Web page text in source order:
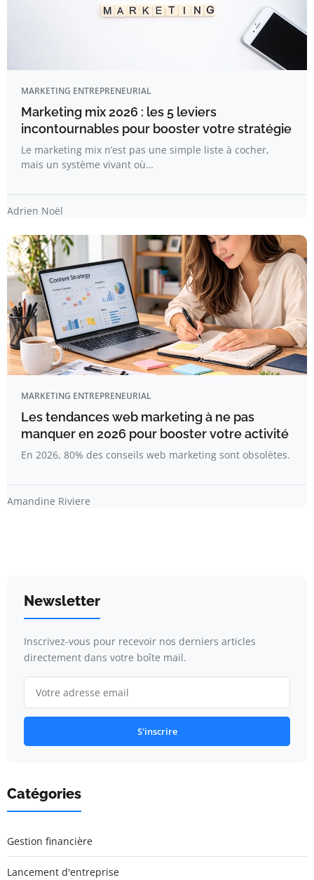
MARKETING ENTREPRENEURIAL
Marketing mix 2026 : les 5 leviers
incontournables pour booster votre stratégie
Le marketing mix n’est pas une simple liste à cocher,
mais un système vivant où…
Adrien Noël
MARKETING ENTREPRENEURIAL
Les tendances web marketing à ne pas
manquer en 2026 pour booster votre activité
En 2026, 80% des conseils web marketing sont obsolètes.
Amandine Riviere
Newsletter
Inscrivez-vous pour recevoir nos derniers articles
directement dans votre boîte mail.
S'inscrire
Catégories
Gestion financière
Lancement d'entreprise